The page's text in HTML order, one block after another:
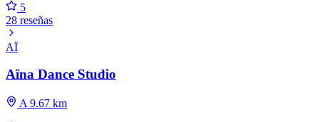
5
28 reseñas
AÏ
Aïna Dance Studio
A 9.67 km